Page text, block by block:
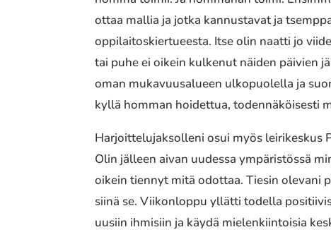
ottaa mallia ja jotka kannustavat ja
oppilaitoskiertueesta. Itse olin naatti jo
tai puhe ei oikein kulkenut näiden päivien
oman mukavuusalueen ulkopuolella ja
kyllä homman hoidettua, todennäköisesti
Harjoittelujaksolleni osui myös leirikeskus
Olin jälleen aivan uudessa ympäristössä
oikein tiennyt mitä odottaa. Tiesin olevani
siinä se. Viikonloppu yllätti todella
uusiin ihmisiin ja käydä mielenkiintoisia